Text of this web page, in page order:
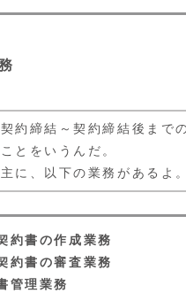
契約締結～契約締結後まで
ことをいうんだ。
主に、以下の業務があるよ。
約書の作成業務
約書の審査業務
管理業務